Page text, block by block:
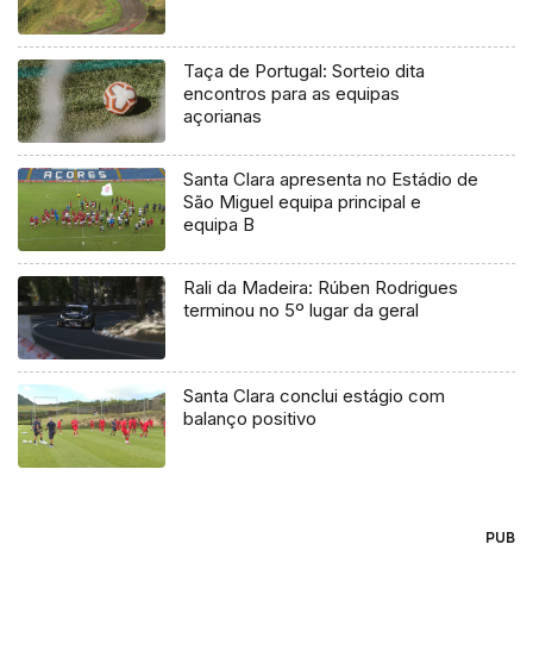
Taça de Portugal: Sorteio dita
encontros para as equipas
açorianas
Santa Clara apresenta no Estádio de
São Miguel equipa principal e
equipa B
Rali da Madeira: Rúben Rodrigues
terminou no 5º lugar da geral
Santa Clara conclui estágio com
balanço positivo
PUB